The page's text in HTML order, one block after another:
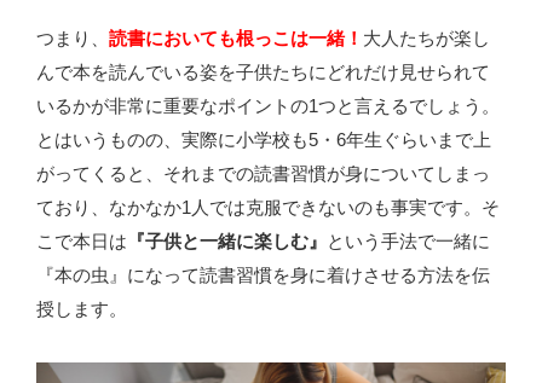
つまり、 読書においても根っこは一緒！ 大人たちが楽し
んで本を読んでいる姿を子供たちにどれだけ見せられて
いるかが非常に重要なポイントの1つと言えるでしょう。
とはいうものの、実際に小学校も5・6年生ぐらいまで上
がってくると、それまでの読書習慣が身についてしまっ
ており、なかなか1人では克服できないのも事実です。そ
こで本日は 『子供と一緒に楽しむ』 という手法で一緒に
『本の虫』になって読書習慣を身に着けさせる方法を伝
授します。